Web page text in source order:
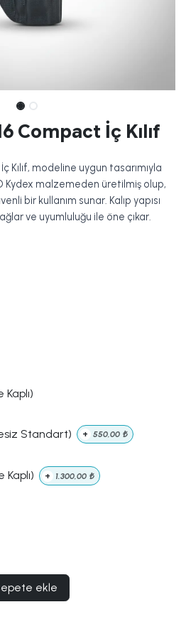
Compact İç Kılıf
Kılıf, modeline uygun tasarımıyla
Kydex malzemeden üretilmiş olup,
bir kullanım sunar. Kalıp yapısı
ve uyumluluğu ile öne çıkar.
Standart) + 550,00 ₺
+ 1.300,00 ₺
ekle